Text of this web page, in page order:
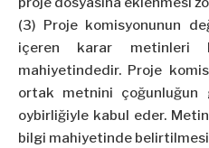
(3) Proje komisyonunun
içeren karar metinleri
mahiyetindedir. Proje
ortak metnini çoğunluğun
oybirliğiyle kabul eder.
bilgi mahiyetinde